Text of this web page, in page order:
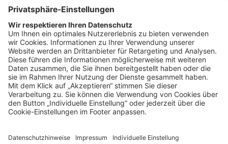
IT
Kreditmanagement
Zentrale Bereiche
Auszeichnungen
Jetzt Job finden